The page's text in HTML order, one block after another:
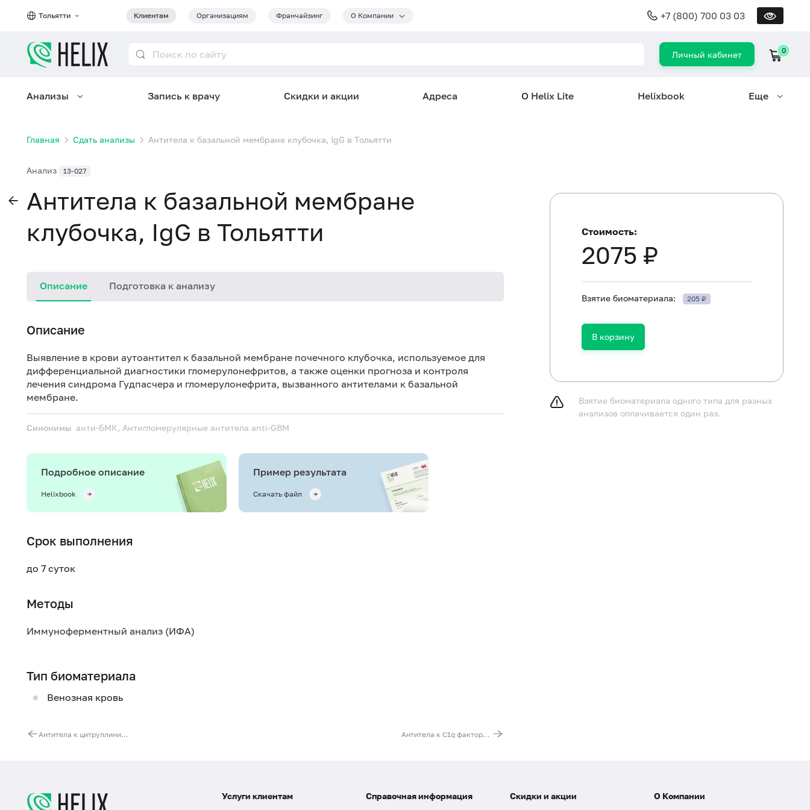
Тольятти Клиентам Организациям Франчайзинг О Компании +7 (800) 700 03 03
Личный кабинет 0
Анализы Запись к врачу Скидки и акции Адреса О Helix Lite Helixbook Еще
Главная Сдать анализы Антитела к базальной мембране клубочка, IgG в Тольятти
Анализ 13-027
Антитела к базальной мембране
клубочка, IgG в Тольятти
Описание Подготовка к анализу
Описание
Выявление в крови аутоантител к базальной мембране почечного клубочка, используемое для
дифференциальной диагностики гломерулонефритов, а также оценки прогноза и контроля
лечения синдрома Гудпасчера и гломерулонефрита, вызванного антителами к базальной
мембране.
Синонимы анти-БМК, Антигломерулярные антитела anti-GBM
Подробное описание
Helixbook
Пример результата
Скачать файл
Срок выполнения
до 7 суток
Методы
Иммуноферментный анализ (ИФА)
Тип биоматериала
Венозная кровь
Антитела к цитруллинированному виментину (анти-MCV), IgG Антитела к С1q фактору комплемента, IgG
Не курить в течение 30 минут до исследования.
Стоимость:
2075 ₽
Взятие биоматериала: 205 ₽
В корзину
Взятие биоматериала одного типа для разных
анализов оплачивается один раз.
Услуги клиентам Справочная информация Скидки и акции О Компании